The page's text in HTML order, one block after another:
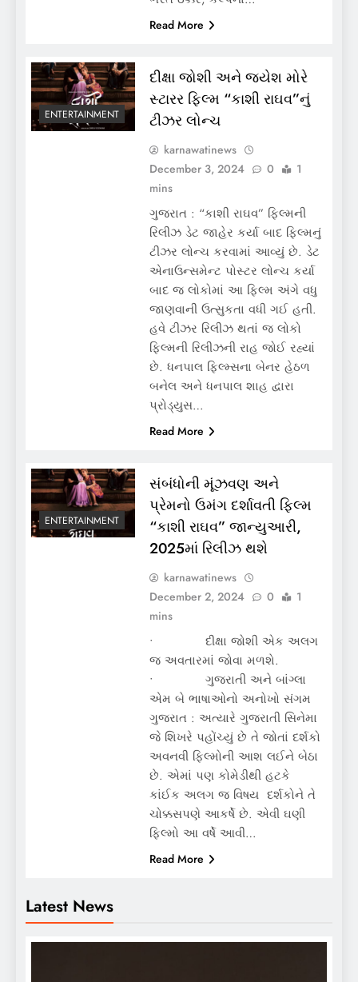
Latest News
Read More
ENTERTAINMENT
દીક્ષા જોશી અને જયેશ મોરે
સ્ટારર ફિલ્મ “કાશી રાઘવ”નું
ટીઝર લોન્ચ
karnawatinews
December 3, 2024
0
1
mins
ગુજરાત : “કાશી રાઘવ” ફિલ્મની
રિલીઝ ડેટ જાહેર કર્યા બાદ ફિલ્મનું
ટીઝર લોન્ચ કરવામાં આવ્યું છે. ડેટ
એનાઉન્સમેન્ટ પોસ્ટર લોન્ચ કર્યા
બાદ જ લોકોમાં આ ફિલ્મ અંગે વધુ
જાણવાની ઉત્સુકતા વધી ગઈ હતી.
હવે ટીઝર રિલીઝ થતાં જ લોકો
ફિલ્મની રિલીઝની રાહ જોઈ રહ્યાં
છે. ધનપાલ ફિલ્મ્સના બેનર હેઠળ
બનેલ અને ધનપાલ શાહ દ્વારા
પ્રોડ્યુસ…
Read More
ENTERTAINMENT
સંબંધોની મૂંઝવણ અને
પ્રેમનો ઉમંગ દર્શાવતી ફિલ્મ
“કાશી રાઘવ” જાન્યુઆરી,
2025માં રિલીઝ થશે
karnawatinews
December 2, 2024
0
1
mins
• દીક્ષા જોશી એક અલગ
જ અવતારમાં જોવા મળશે.
• ગુજરાતી અને બાંગ્લા
એમ બે ભાષાઓનો અનોખો સંગમ
ગુજરાત : અત્યારે ગુજરાતી સિનેમા
જે શિખરે પહોંચ્યું છે તે જોતાં દર્શકો
અવનવી ફિલ્મોની આશ લઈને બેઠા
છે. એમાં પણ કોમેડીથી હટકે
કાંઈક અલગ જ વિષય દર્શકોને તે
ચોક્કસપણે આકર્ષે છે. એવી ઘણી
ફિલ્મો આ વર્ષે આવી…
Read More